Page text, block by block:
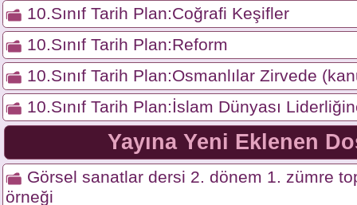
10.Sınıf Tarih Plan:Coğrafi Keşifler
10.Sınıf Tarih Plan:Reform
10.Sınıf Tarih Plan:Osmanlılar Zirvede
10.Sınıf Tarih Plan:İslam Dünyası
Yayına Yeni Eklenen
Görsel sanatlar dersi 2. dönem 1. zümre
örneği